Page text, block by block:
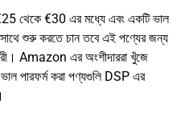
€25 থেকে €30 এর মধ্যে এবং একটি ভাল
শুরু করতে চান তবে এই পণ্যের জন্য
Amazon এর অংশীদাররা খুঁজে
পারফর্ম করা পণ্যগুলি DSP এর